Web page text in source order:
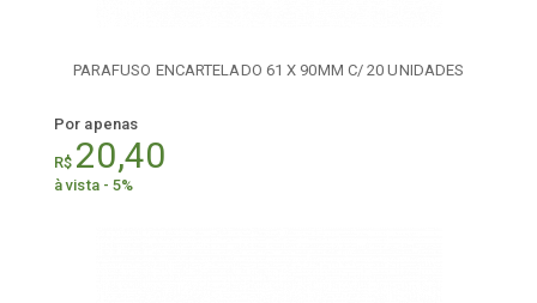
PARAFUSO ENCARTELADO 61 X 90MM C/ 20 UNIDADES
Por apenas
R$ 20,40
à vista - 5%